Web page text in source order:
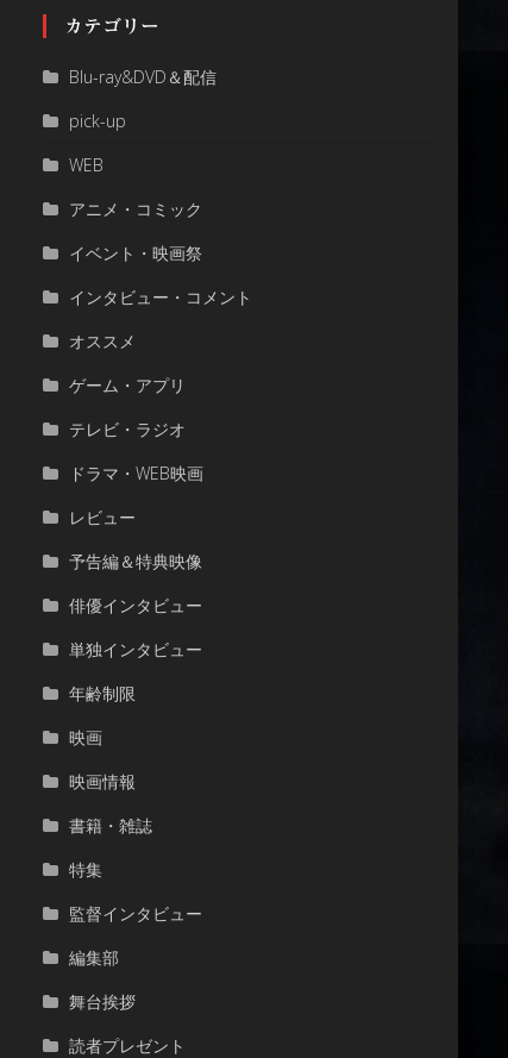
カテゴリー
Blu-ray&DVD＆配信
pick-up
WEB
アニメ・コミック
イベント・映画祭
インタビュー・コメント
オススメ
ゲーム・アプリ
テレビ・ラジオ
ドラマ・WEB映画
レビュー
予告編＆特典映像
俳優インタビュー
単独インタビュー
年齢制限
映画
映画情報
書籍・雑誌
特集
監督インタビュー
編集部
舞台挨拶
読者プレゼント